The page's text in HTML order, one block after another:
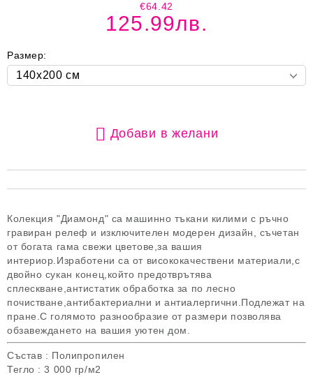
Колекция "Диамонд" са машинно тъкани килими с ръчно
гравиран релеф и изключителен модерен дизайн, съчетан
от богата гама свежи цветове,за вашия
интериор.Изработени са от висококачествени материали,с
двойно сукан конец,който предотврътява
сплескване,антистатик обработка за по лесно
почистване,антибактериални и антиалергични.Подлежат на
пране.С голямото разнообразие от размери позволява
обзавеждането на вашия уютен дом.
Състав : Полипропилен
Тегло : 3 000 гр/м2
€64.42
125.99лв.
Размер:
Добави в желани